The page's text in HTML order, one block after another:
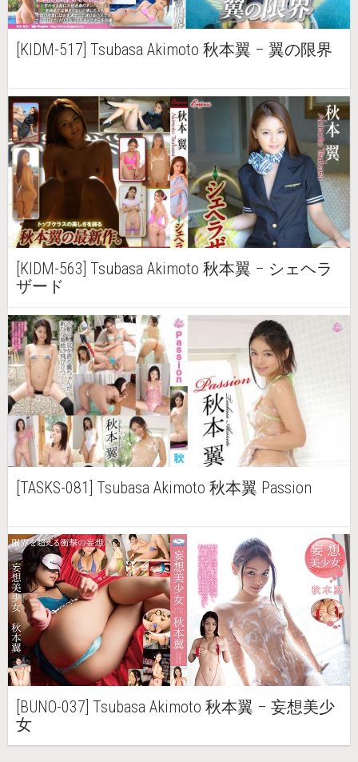
[KIDM-517] Tsubasa Akimoto 秋本翼 – 翼の限界
[KIDM-563] Tsubasa Akimoto 秋本翼 – シェヘラ
ザード
[TASKS-081] Tsubasa Akimoto 秋本翼 Passion
[BUNO-037] Tsubasa Akimoto 秋本翼 – 妄想美少
女